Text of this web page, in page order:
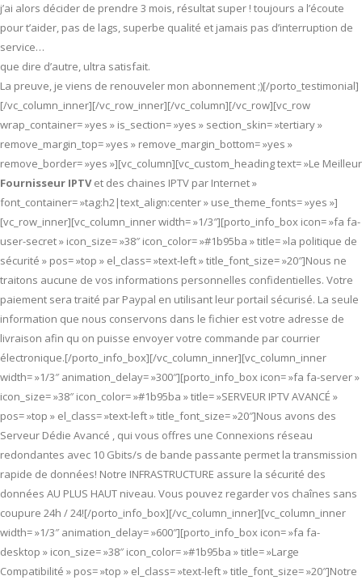
j’ai alors décider de prendre 3 mois, résultat super ! toujours a l’écoute
pour t’aider, pas de lags, superbe qualité et jamais pas d’interruption de
service…
que dire d’autre, ultra satisfait.
La preuve, je viens de renouveler mon abonnement ;)[/porto_testimonial]
[/vc_column_inner][/vc_row_inner][/vc_column][/vc_row][vc_row
wrap_container= »yes » is_section= »yes » section_skin= »tertiary »
remove_margin_top= »yes » remove_margin_bottom= »yes »
remove_border= »yes »][vc_column][vc_custom_heading text= »Le Meilleur
Fournisseur IPTVet des chaines IPTV par Internet »
font_container= »tag:h2|text_align:center » use_theme_fonts= »yes »]
[vc_row_inner][vc_column_inner width= »1/3″][porto_info_box icon= »fa fa-
user-secret » icon_size= »38″ icon_color= »#1b95ba » title= »la politique de
sécurité » pos= »top » el_class= »text-left » title_font_size= »20″]Nous ne
traitons aucune de vos informations personnelles confidentielles. Votre
paiement sera traité par Paypal en utilisant leur portail sécurisé. La seule
information que nous conservons dans le fichier est votre adresse de
livraison afin qu on puisse envoyer votre commande par courrier
électronique.[/porto_info_box][/vc_column_inner][vc_column_inner
width= »1/3″ animation_delay= »300″][porto_info_box icon= »fa fa-server »
icon_size= »38″ icon_color= »#1b95ba » title= »SERVEUR IPTV AVANCÉ »
pos= »top » el_class= »text-left » title_font_size= »20″]Nous avons des
Serveur Dédie Avancé , qui vous offres une Connexions réseau
redondantes avec 10 Gbits/s de bande passante permet la transmission
rapide de données! Notre INFRASTRUCTURE assure la sécurité des
données AU PLUS HAUT niveau. Vous pouvez regarder vos chaînes sans
coupure 24h / 24![/porto_info_box][/vc_column_inner][vc_column_inner
width= »1/3″ animation_delay= »600″][porto_info_box icon= »fa fa-
desktop » icon_size= »38″ icon_color= »#1b95ba » title= »Large
Compatibilité » pos= »top » el_class= »text-left » title_font_size= »20″]Notre